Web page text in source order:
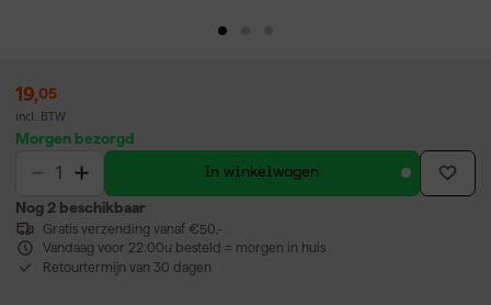
19,05
incl. BTW
Morgen bezorgd
In winkelwagen
Nog 2 beschikbaar
Gratis verzending vanaf €50,-
Vandaag voor 22:00u besteld = morgen in huis
Retourtermijn van 30 dagen